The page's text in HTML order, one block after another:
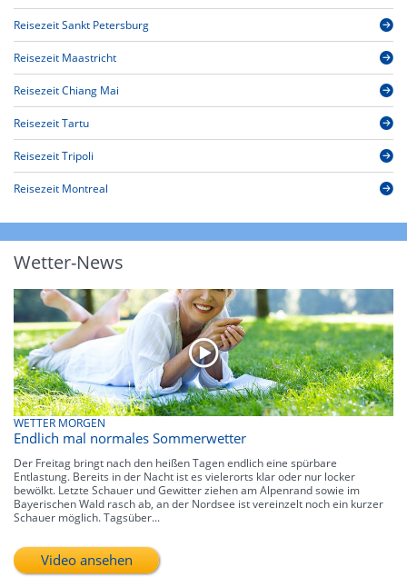
Reisezeit Sankt Petersburg
Reisezeit Maastricht
Reisezeit Chiang Mai
Reisezeit Tartu
Reisezeit Tripoli
Reisezeit Montreal
Wetter-News
WETTER MORGEN
Endlich mal normales Sommerwetter
Der Freitag bringt nach den heißen Tagen endlich eine spürbare
Entlastung. Bereits in der Nacht ist es vielerorts klar oder nur locker
bewölkt. Letzte Schauer und Gewitter ziehen am Alpenrand sowie im
Bayerischen Wald rasch ab, an der Nordsee ist vereinzelt noch ein kurzer
Schauer möglich. Tagsüber...
Video ansehen